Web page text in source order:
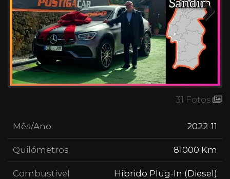
Next
31 Fotos
Mês/Ano 2022-11
Quilómetros 81000 Km
Combustível Híbrido Plug-In (Diesel)